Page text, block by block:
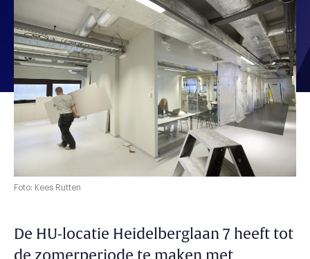
Foto: Kees Rutten
De HU-locatie Heidelberglaan 7 heeft tot